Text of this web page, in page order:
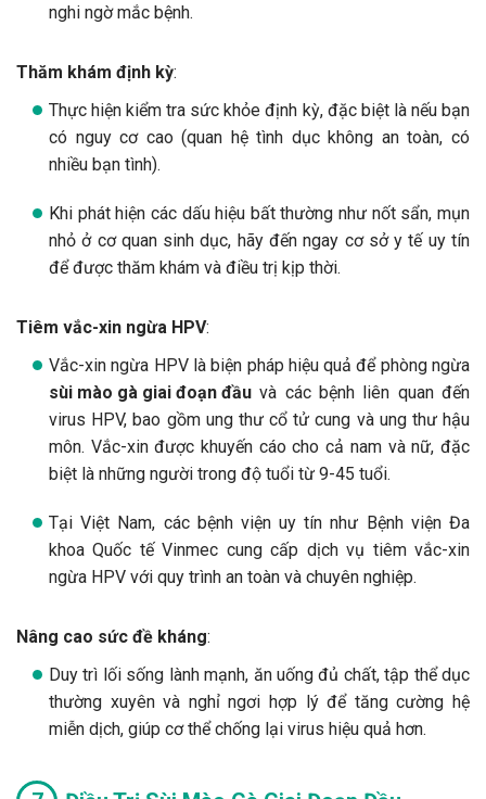
nghi ngờ mắc bệnh.
Thăm khám định kỳ:
Thực hiện kiểm tra sức khỏe định kỳ, đặc biệt là nếu bạn
có nguy cơ cao (quan hệ tình dục không an toàn, có
nhiều bạn tình).
Khi phát hiện các dấu hiệu bất thường như nốt sẩn, mụn
nhỏ ở cơ quan sinh dục, hãy đến ngay cơ sở y tế uy tín
để được thăm khám và điều trị kịp thời.
Tiêm vắc-xin ngừa HPV:
Vắc-xin ngừa HPV là biện pháp hiệu quả để phòng ngừa
sùi mào gà giai đoạn đầu và các bệnh liên quan đến
virus HPV, bao gồm ung thư cổ tử cung và ung thư hậu
môn. Vắc-xin được khuyến cáo cho cả nam và nữ, đặc
biệt là những người trong độ tuổi từ 9-45 tuổi.
Tại Việt Nam, các bệnh viện uy tín như Bệnh viện Đa
khoa Quốc tế Vinmec cung cấp dịch vụ tiêm vắc-xin
ngừa HPV với quy trình an toàn và chuyên nghiệp.
Nâng cao sức đề kháng:
Duy trì lối sống lành mạnh, ăn uống đủ chất, tập thể dục
thường xuyên và nghỉ ngơi hợp lý để tăng cường hệ
miễn dịch, giúp cơ thể chống lại virus hiệu quả hơn.